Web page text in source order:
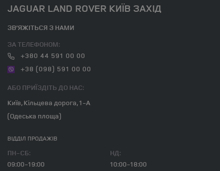
JAGUAR LAND ROVER КИЇВ ЗАХІД
ЗВ’ЯЖІТЬСЯ З НАМИ
ЗА ТЕЛЕФОНОМ:
+380 44 591 00 00
+38 (098) 591 00 00
АБО ПРИЇЗДІТЬ ДО НАС:
Київ, Кільцева дорога, 1-А
(Одеська площа)
ВІДДІЛ ПРОДАЖІВ
ПН-СБ:
09:00-19:00
НД:
10:00-18:00